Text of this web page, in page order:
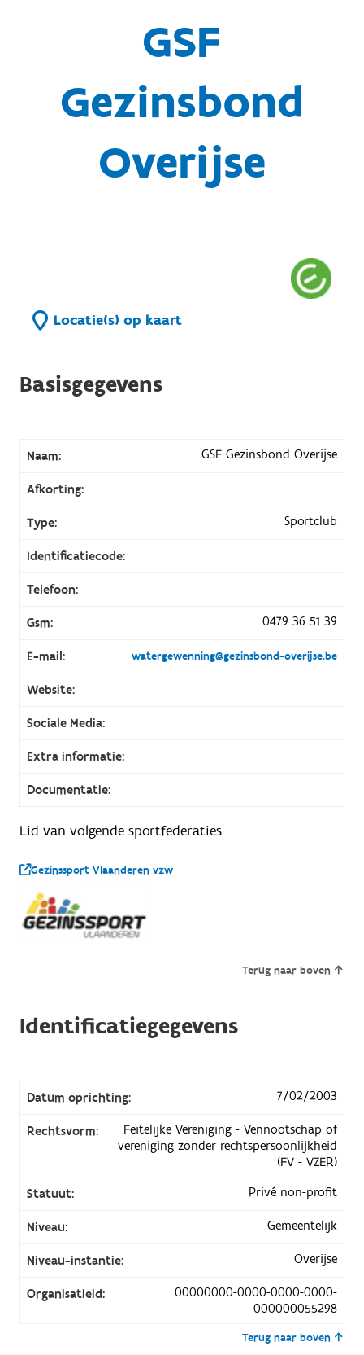
GSF
Gezinsbond
Overijse
Locatie(s) op kaart
Basisgegevens
Naam: GSF Gezinsbond Overijse
Afkorting:
Type: Sportclub
Identificatiecode:
Telefoon:
Gsm: 0479 36 51 39
E-mail: watergewenning@gezinsbond-overijse.be
Website:
Sociale Media:
Extra informatie:
Documentatie:
Lid van volgende sportfederaties
Gezinssport Vlaanderen vzw
Terug naar boven
Identificatiegegevens
Datum oprichting: 7/02/2003
Rechtsvorm:
Feitelijke Vereniging - Vennootschap of
vereniging zonder rechtspersoonlijkheid
(FV - VZER)
Statuut:
Privé non-profit
Niveau: Gemeentelijk
Niveau-instantie: Overijse
Organisatieid:
00000000-0000-0000-0000-
000000055298
Terug naar boven